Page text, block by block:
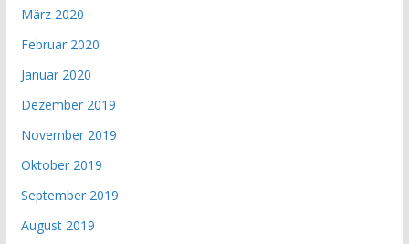
März 2020
Februar 2020
Januar 2020
Dezember 2019
November 2019
Oktober 2019
September 2019
August 2019